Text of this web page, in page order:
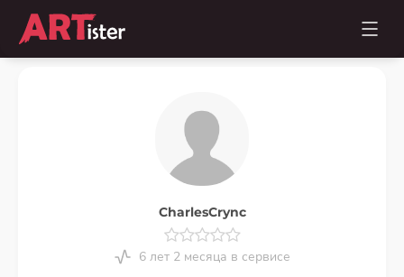
CharlesCrync
6 лет 2 месяца в сервисе